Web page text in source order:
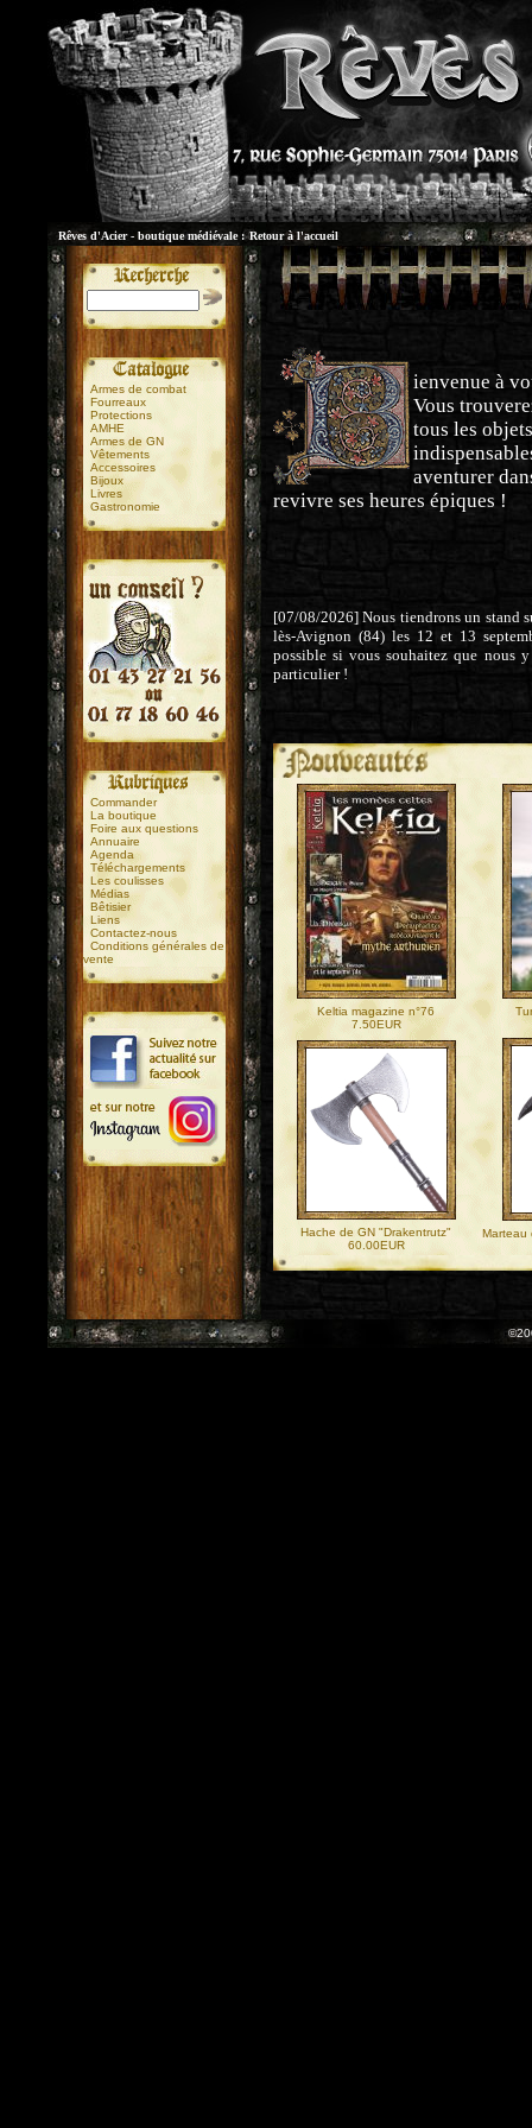
Rêves d'Acier - boutique médiévale : Retour à l'accueil
.
Armes de combat
Fourreaux
Protections
AMHE
Armes de GN
Vêtements
Accessoires
Bijoux
Livres
Gastronomie
Commander
La boutique
Foire aux questions
Annuaire
Agenda
Téléchargements
Les coulisses
Médias
Bêtisier
Liens
Contactez-nous
Conditions générales de
vente
.
ienvenue à
Vous
tous les
aventurer
revivre ses heures épiques !
[07/08/2026] Nous tiendrons un stand
lès-Avignon (84) les 12 et 13
possible si vous souhaitez que nous
particulier !
Keltia magazine n°76
7.50EUR
Hache de GN "Drakentrutz"
60.00EUR
Marteau